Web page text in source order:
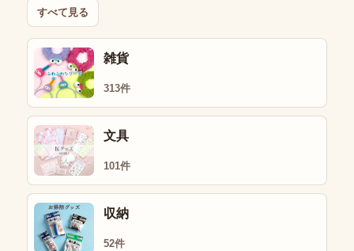
すべて見る
雑貨
313件
文具
101件
収納
52件